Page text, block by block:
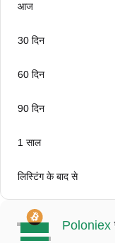
आज
30 दिन
60 दिन
90 दिन
1 साल
लिस्टिंग के बाद से
Poloniex